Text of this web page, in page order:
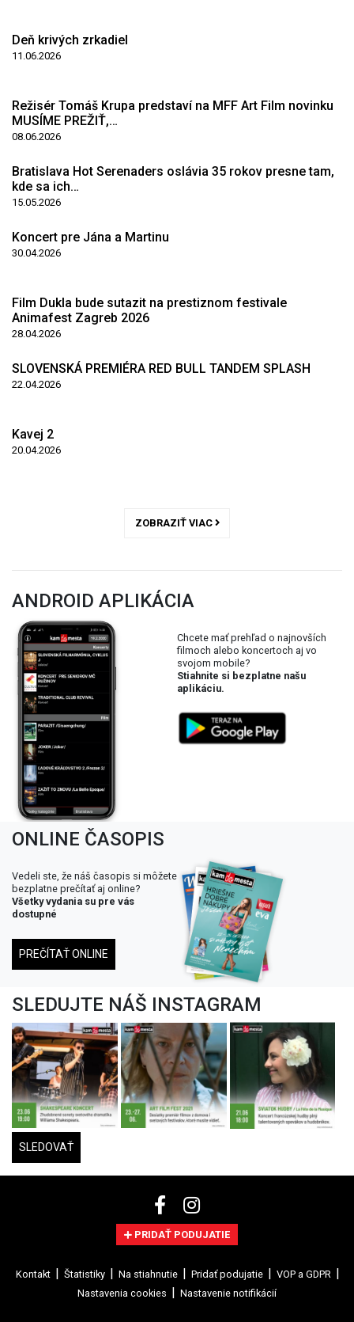
Deň krivých zrkadiel
11.06.2026
Režisér Tomáš Krupa predstaví na MFF Art Film novinku
MUSÍME PREŽIŤ,…
08.06.2026
Bratislava Hot Serenaders oslávia 35 rokov presne tam,
kde sa ich…
15.05.2026
Koncert pre Jána a Martinu
30.04.2026
Film Dukla bude sutazit na prestiznom festivale
Animafest Zagreb 2026
28.04.2026
SLOVENSKÁ PREMIÉRA RED BULL TANDEM SPLASH
22.04.2026
Kavej 2
20.04.2026
ZOBRAZIŤ VIAC
ANDROID APLIKÁCIA
Chcete mať prehľad o najnovších
filmoch alebo koncertoch aj vo
svojom mobile?
Stiahnite si bezplatne našu
aplikáciu.
ONLINE ČASOPIS
Vedeli ste, že náš časopis si môžete
bezplatne prečítať aj online?
Všetky vydania su pre vás
dostupné
PREČÍTAŤ ONLINE
SLEDUJTE NÁŠ INSTAGRAM
SLEDOVAŤ
PRIDAŤ PODUJATIE
Kontakt Štatistiky Na stiahnutie Pridať podujatie
VOP a GDPR
Nastavenia cookies
Nastavenie notifikácií